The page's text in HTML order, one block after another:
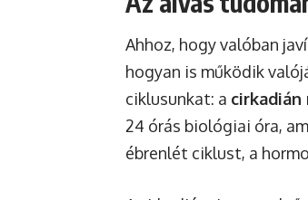
Ahhoz, hogy valóban
hogyan is működik
ciklusunkat: a cirkadián
24 órás biológiai óra,
ébrenlét ciklust, a